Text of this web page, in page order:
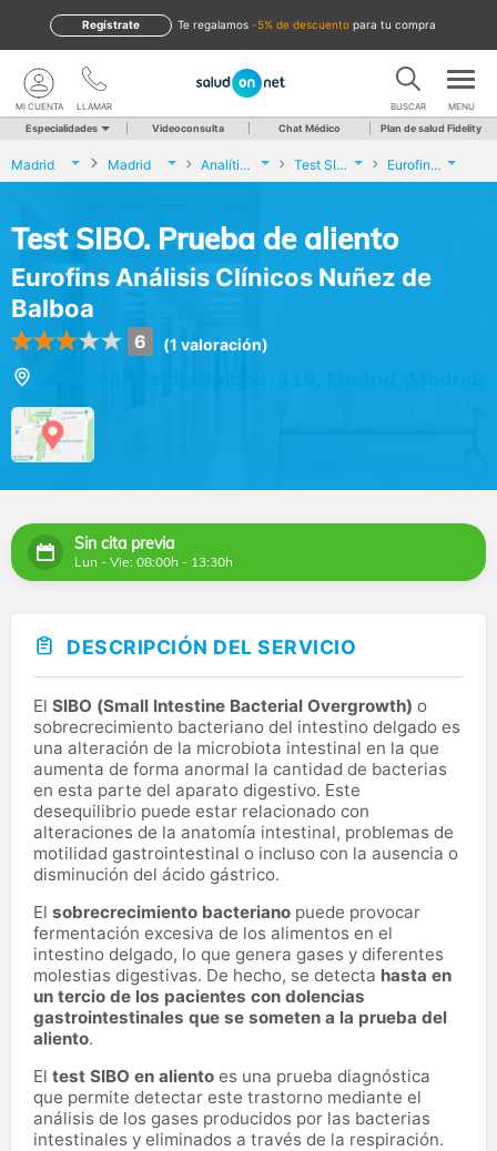
te regalamos -5% de descuento para tu compra
Regístrate
LLAMAR
MI CUENTA BUSCAR MENU
Especialidades Videoconsulta Chat Médico Plan de salud Fidelity
Madrid Madrid Analíticas y Genética Test SIBO. Prueba de aliento Eurofins Análisis Clínicos Nuñez de Balboa
Test SIBO. Prueba de aliento
Eurofins Análisis Clínicos Nuñez de
Balboa
6 (1 valoración)
Sin cita previa
Lun - Vie: 08:00h - 13:30h
DESCRIPCIÓN DEL SERVICIO
El SIBO (Small Intestine Bacterial Overgrowth) o
sobrecrecimiento bacteriano del intestino delgado es
una alteración de la microbiota intestinal en la que
aumenta de forma anormal la cantidad de bacterias
en esta parte del aparato digestivo. Este
desequilibrio puede estar relacionado con
alteraciones de la anatomía intestinal, problemas de
motilidad gastrointestinal o incluso con la ausencia o
disminución del ácido gástrico.
El sobrecrecimiento bacteriano puede provocar
fermentación excesiva de los alimentos en el
intestino delgado, lo que genera gases y diferentes
molestias digestivas. De hecho, se detecta hasta en
un tercio de los pacientes con dolencias
gastrointestinales que se someten a la prueba del
aliento.
El test SIBO en aliento es una prueba diagnóstica
que permite detectar este trastorno mediante el
análisis de los gases producidos por las bacterias
intestinales y eliminados a través de la respiración.